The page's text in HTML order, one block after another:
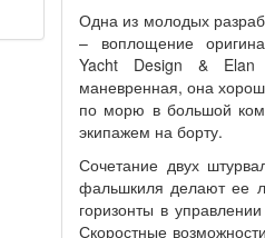
Одна из молодых
– воплощение
Yacht Design & Elan
маневренная, она
по морю в большой
экипажем на борту.
Сочетание двух
фальшкиля делают ее
горизонты в
Скоростные